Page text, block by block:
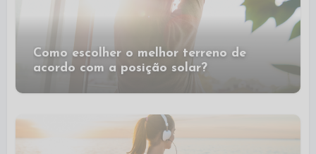
Como escolher o melhor terreno de
acordo com a posição solar?